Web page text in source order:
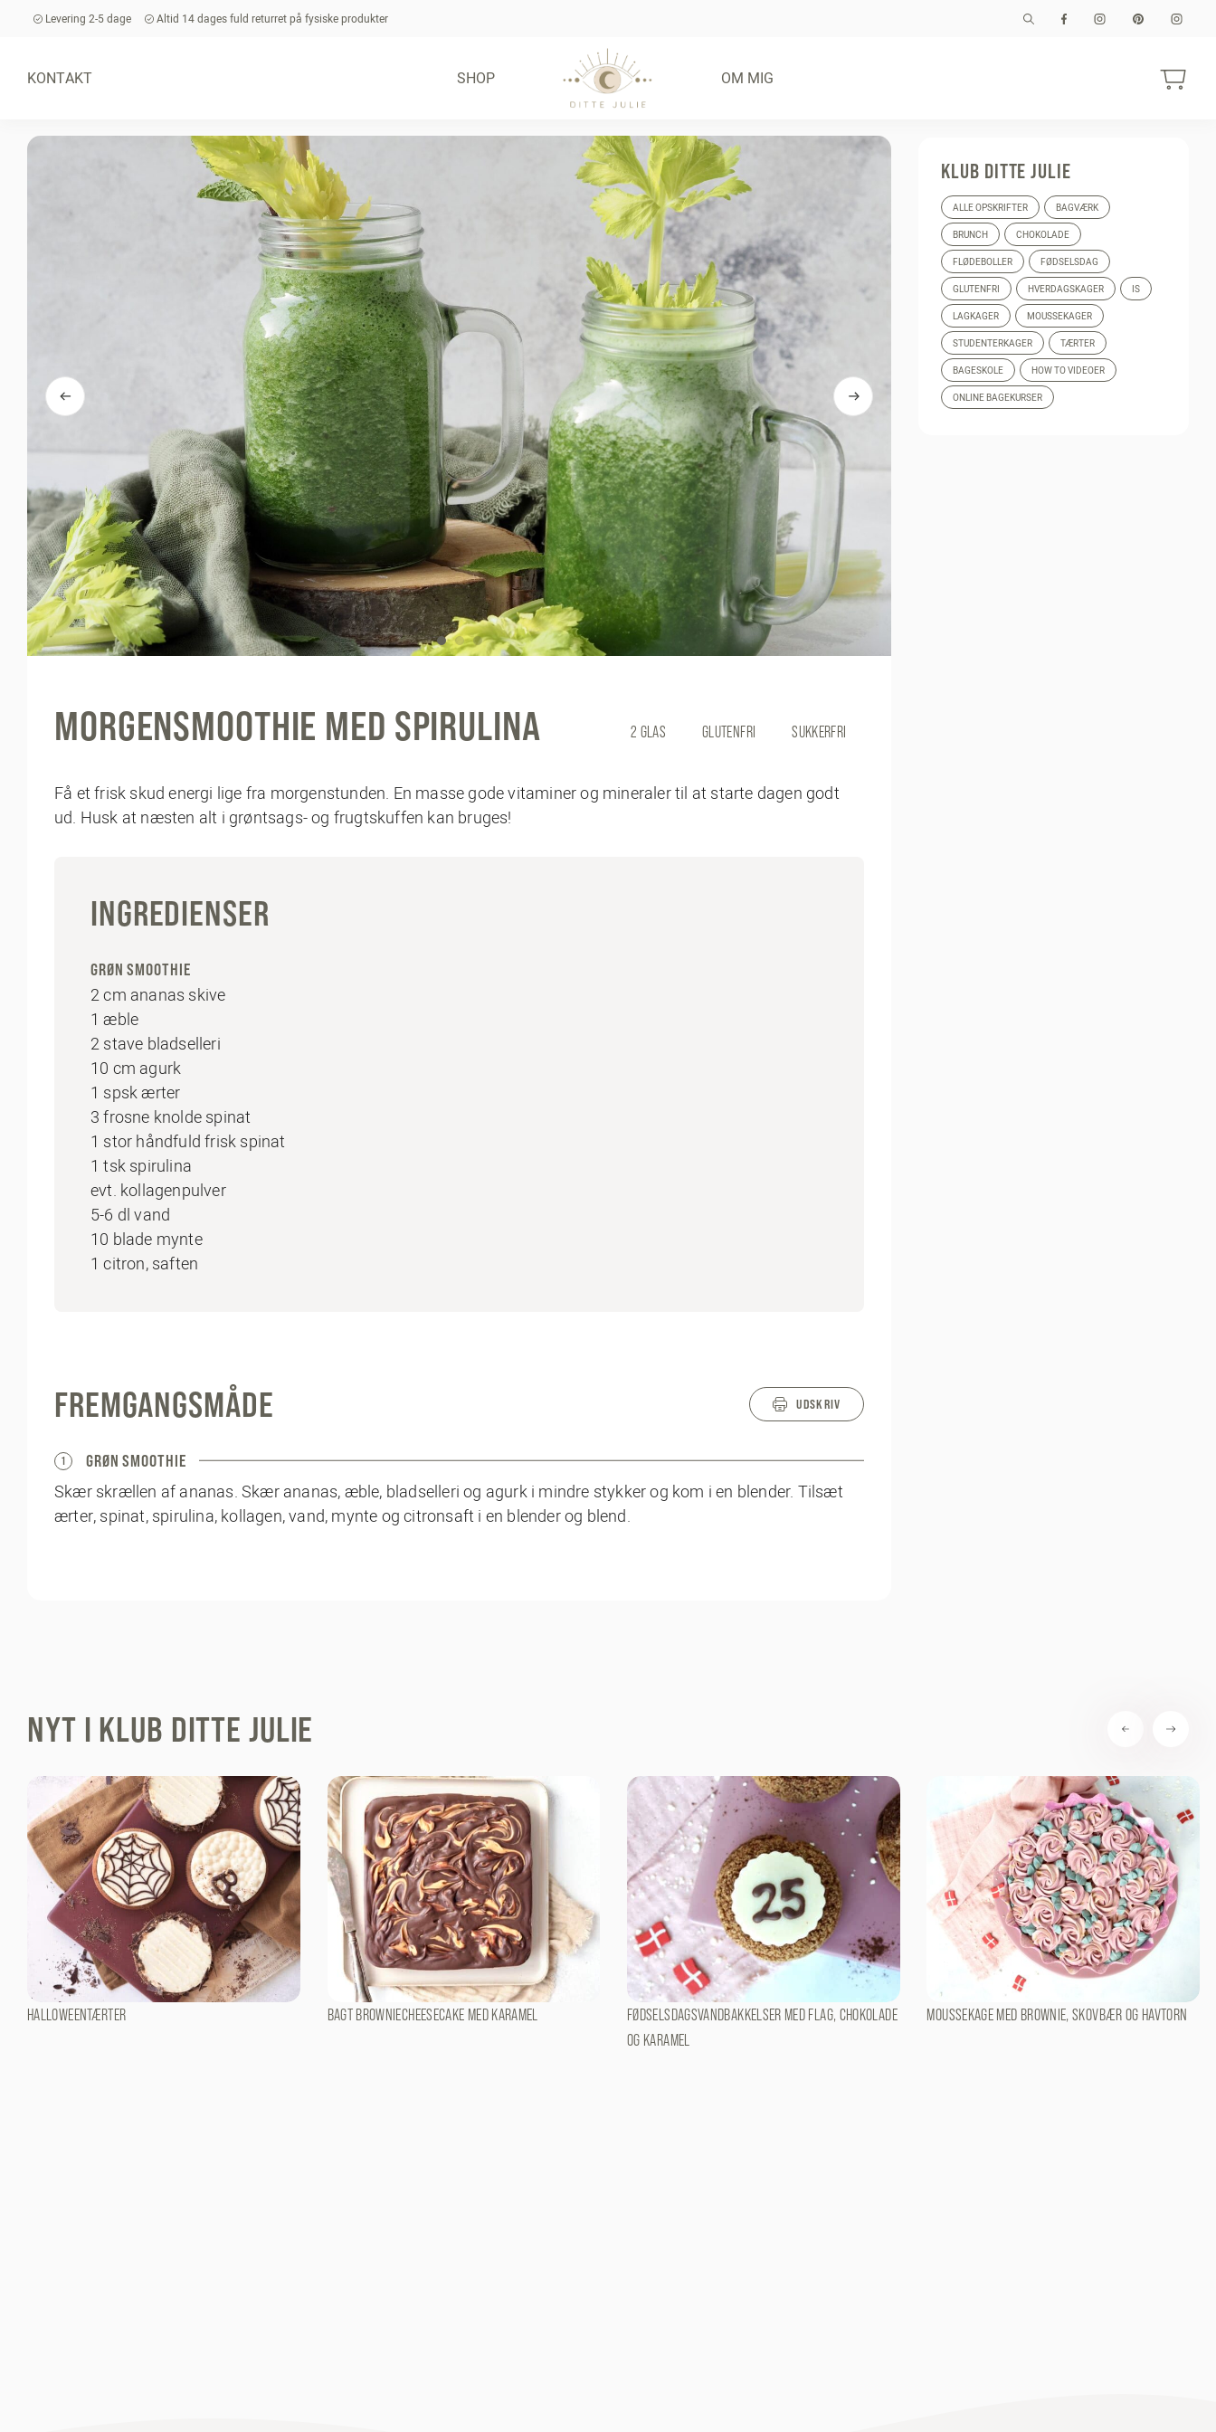
Levering 2-5 dage Altid 14 dages fuld returret på fysiske produkter
KONTAKT SHOP OM MIG
MORGENSMOOTHIE MED SPIRULINA 2 GLAS GLUTENFRI SUKKERFRI
Få et frisk skud energi lige fra morgenstunden. En masse gode vitaminer og mineraler til at starte dagen godt
ud. Husk at næsten alt i grøntsags- og frugtskuffen kan bruges!
INGREDIENSER
GRØN SMOOTHIE
2 cm ananas skive
1 æble
2 stave bladselleri
10 cm agurk
1 spsk ærter
3 frosne knolde spinat
1 stor håndfuld frisk spinat
1 tsk spirulina
evt. kollagenpulver
5-6 dl vand
10 blade mynte
1 citron, saften
FREMGANGSMÅDE UDSKRIV
1 GRØN SMOOTHIE
Skær skrællen af ananas. Skær ananas, æble, bladselleri og agurk i mindre stykker og kom i en blender. Tilsæt
ærter, spinat, spirulina, kollagen, vand, mynte og citronsaft i en blender og blend.
KLUB DITTE JULIE
ALLE OPSKRIFTER BAGVÆRK
BRUNCH CHOKOLADE
FLØDEBOLLER FØDSELSDAG
GLUTENFRI HVERDAGSKAGER IS
LAGKAGER MOUSSEKAGER
STUDENTERKAGER TÆRTER
BAGESKOLE HOW TO VIDEOER
ONLINE BAGEKURSER
NYT I KLUB DITTE JULIE
HALLOWEENTÆRTER BAGT BROWNIECHEESECAKE MED KARAMEL
FØDSELSDAGSVANDBAKKELSER MED FLAG, CHOKOLADE
OG KARAMEL
MOUSSEKAGE MED BROWNIE, SKOVBÆR OG HAVTORN